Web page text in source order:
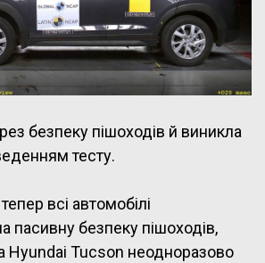
безпеку пішоходів й виникла
тесту.
всі автомобілі
пасивну безпеку пішоходів,
Hyundai Tucson неодноразово